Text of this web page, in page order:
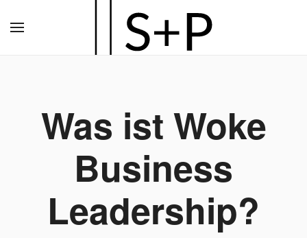
Hauptinhalt
Was ist Woke
Business
Leadership?